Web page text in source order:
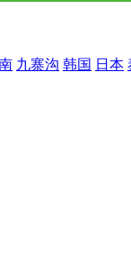
九寨沟 韩国 日本